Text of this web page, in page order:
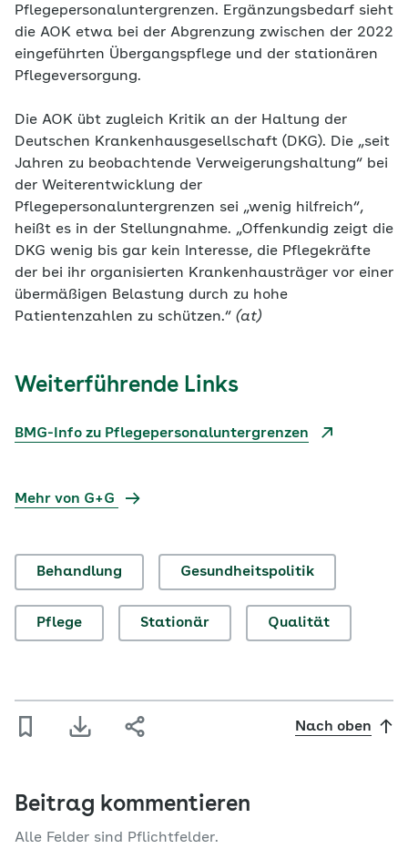
Pflegepersonaluntergrenzen. Ergänzungsbedarf sieht
die AOK etwa bei der Abgrenzung zwischen der 2022
eingeführten Übergangspflege und der stationären
Pflegeversorgung.
Die AOK übt zugleich Kritik an der Haltung der
Deutschen Krankenhausgesellschaft (DKG). Die „seit
Jahren zu beobachtende Verweigerungshaltung“ bei
der Weiterentwicklung der
Pflegepersonaluntergrenzen sei „wenig hilfreich“,
heißt es in der Stellungnahme. „Offenkundig zeigt die
DKG wenig bis gar kein Interesse, die Pflegekräfte
der bei ihr organisierten Krankenhausträger vor einer
übermäßigen Belastung durch zu hohe
Patientenzahlen zu schützen.“ (at)
Weiterführende Links
BMG-Info zu Pflegepersonaluntergrenzen
Mehr von G+G
Behandlung Gesundheitspolitik
Pflege Stationär Qualität
Nach oben
Beitrag kommentieren
Alle Felder sind Pflichtfelder.